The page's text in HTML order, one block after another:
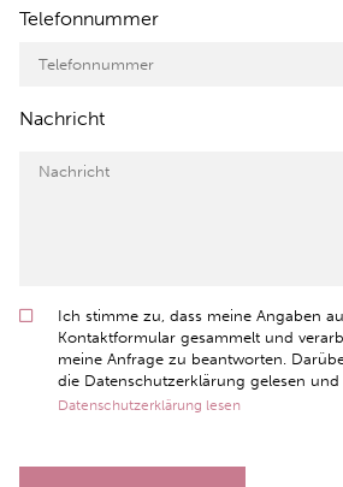
Telefonnummer
Nachricht
Ich stimme zu, dass meine Angaben
Kontaktformular gesammelt und
meine Anfrage zu beantworten.
die Datenschutzerklärung gelesen und
Datenschutzerklärung lesen